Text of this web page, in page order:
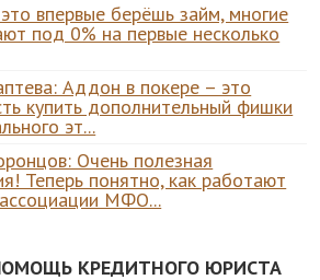
впервые берёшь займ, многие
под 0% на первые несколько
Аддон в покере – это
купить дополнительный фишки
эт...
Очень полезная
Теперь понятно, как работают
МФО...
КРЕДИТНОГО ЮРИСТА